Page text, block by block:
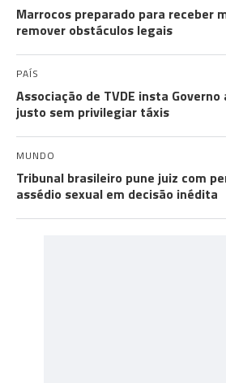
Marrocos preparado para receber
remover obstáculos legais
PAÍS
Associação de TVDE insta
justo sem privilegiar táxis
MUNDO
Tribunal brasileiro pune juiz com
assédio sexual em decisão inédita